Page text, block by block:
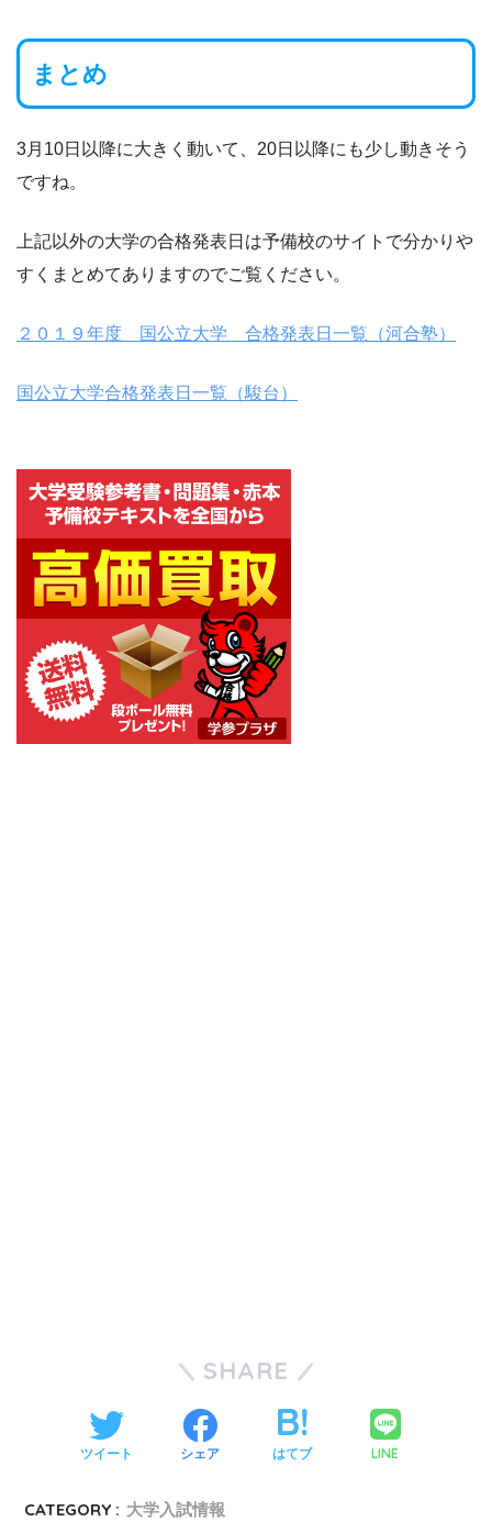
まとめ
3月10日以降に大きく動いて、20日以降にも少し動きそう
ですね。
上記以外の大学の合格発表日は予備校のサイトで分かりや
すくまとめてありますのでご覧ください。
２０１９年度 国公立大学 合格発表日一覧（河合塾）
国公立大学合格発表日一覧（駿台）
SHARE
ツイート シェア はてブ LINE
CATEGORY : 大学入試情報